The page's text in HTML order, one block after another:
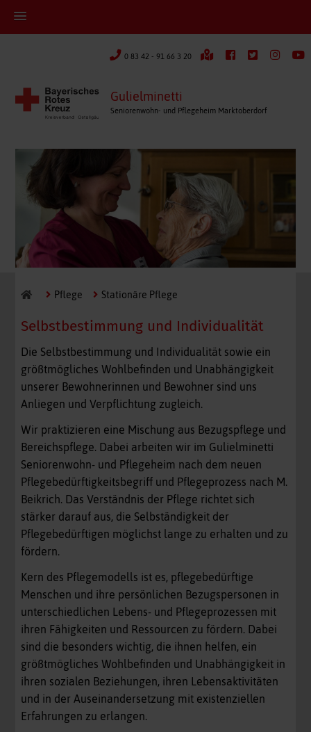
0 83 42 - 91 66 3 20
Gulielminetti
Seniorenwohn- und Pflegeheim Marktoberdorf
Pflege Stationäre Pflege
Selbstbestimmung und Individualität
Die Selbstbestimmung und Individualität sowie ein
größtmögliches Wohlbefinden und Unabhängigkeit
unserer Bewohnerinnen und Bewohner sind uns
Anliegen und Verpflichtung zugleich.
Wir praktizieren eine Mischung aus Bezugspflege und
Bereichspflege. Dabei arbeiten wir im Gulielminetti
Seniorenwohn- und Pflegeheim nach dem neuen
Pflegebedürftigkeitsbegriff und Pflegeprozess nach M.
Beikrich. Das Verständnis der Pflege richtet sich
stärker darauf aus, die Selbständigkeit der
Pflegebedürftigen möglichst lange zu erhalten und zu
fördern.
Kern des Pflegemodells ist es, pflegebedürftige
Menschen und ihre persönlichen Bezugspersonen in
unterschiedlichen Lebens- und Pflegeprozessen mit
ihren Fähigkeiten und Ressourcen zu fördern. Dabei
sind die besonders wichtig, die ihnen helfen, ein
größtmögliches Wohlbefinden und Unabhängigkeit in
ihren sozialen Beziehungen, ihren Lebensaktivitäten
und in der Auseinandersetzung mit existenziellen
Erfahrungen zu erlangen.